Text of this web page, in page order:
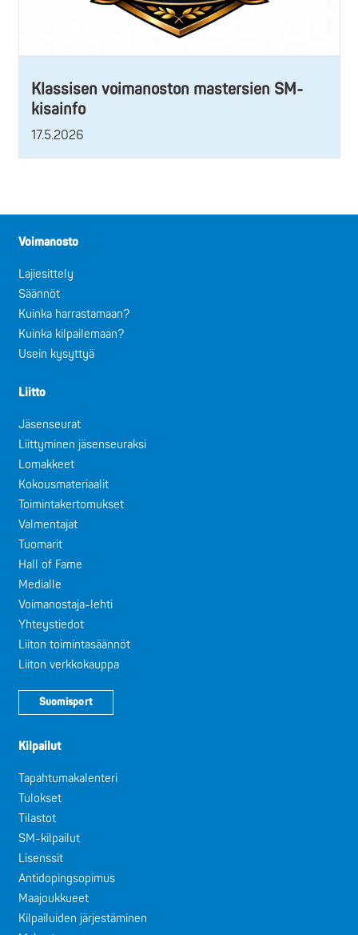
Klassisen voimanoston mastersien SM-
kisainfo
17.5.2026
Voimanosto
Lajiesittely
Säännöt
Kuinka harrastamaan?
Kuinka kilpailemaan?
Usein kysyttyä
Liitto
Jäsenseurat
Liittyminen jäsenseuraksi
Lomakkeet
Kokousmateriaalit
Toimintakertomukset
Valmentajat
Tuomarit
Hall of Fame
Medialle
Voimanostaja-lehti
Yhteystiedot
Liiton toimintasäännöt
Liiton verkkokauppa
Suomisport
Kilpailut
Tapahtumakalenteri
Tulokset
Tilastot
SM-kilpailut
Lisenssit
Antidopingsopimus
Maajoukkueet
Kilpailuiden järjestäminen